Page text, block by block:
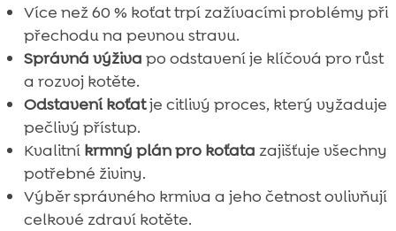
Alternativní produkty pro zdraví a hygiena
 Závěr
 FAQ
Více než 60 % koťat trpí zažívacími problémy při
přechodu na pevnou stravu.
Správná výživa po odstavení je klíčová pro růst
a rozvoj kotěte.
Odstavení koťatje citlivý proces, který vyžaduje
pečlivý přístup.
Kvalitní krmný plán pro koťata zajišťuje všechny
potřebné živiny.
Výběr správného krmiva a jeho četnost ovlivňují
celkové zdraví kotěte.